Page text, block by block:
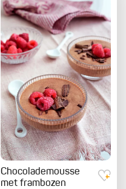
Chocolademousse
met frambozen